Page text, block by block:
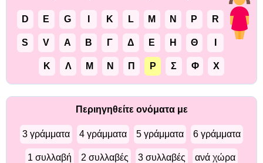
D E G K L M N P R
S V Α Β Γ Δ Ε Η Θ
Κ Λ Μ Ν Π Ρ Σ Φ Χ
Περιηγηθείτε ονόματα με
3 γράμματα 4 γράμματα 5 γράμματα 6 γράμματα
1 συλλαβή 2 συλλαβές 3 συλλαβές ανά χώρα